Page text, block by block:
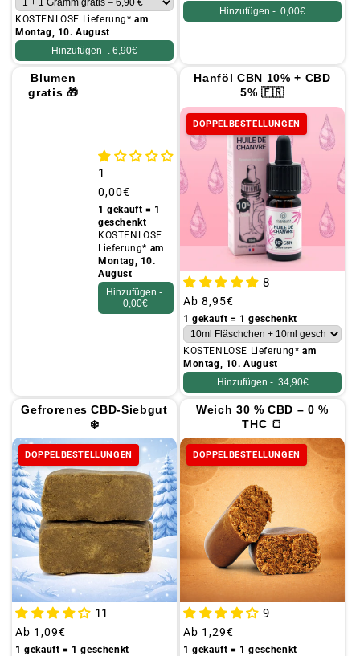
KOSTENLOSE Lieferung*am
Montag, 10. August
Hinzufügen -. 6,90€
Hinzufügen -. 0,00€
25 g
Blumen
gratis 🎁
1
Üblicher
Preis
0,00€
1 gekauft = 1
geschenkt
KOSTENLOSE
Lieferung* am
Montag, 10.
August
Hinzufügen -.
0,00€
Hanföl CBN 10% + CBD
5% 🇫🇷
DOPPELBESTELLUNGEN
8
Üblicher
Preis
Ab 8,95€
1 gekauft = 1 geschenkt
KOSTENLOSE Lieferung*am
Montag, 10. August
Hinzufügen -. 34,90€
Gefrorenes CBD-Siebgut
❄️
DOPPELBESTELLUNGEN
11
Üblicher
Preis
Ab 1,09€
1 gekauft = 1 geschenkt
Weich 30 % CBD – 0 %
THC 🍞
DOPPELBESTELLUNGEN
9
Üblicher
Preis
Ab 1,29€
1 gekauft = 1 geschenkt